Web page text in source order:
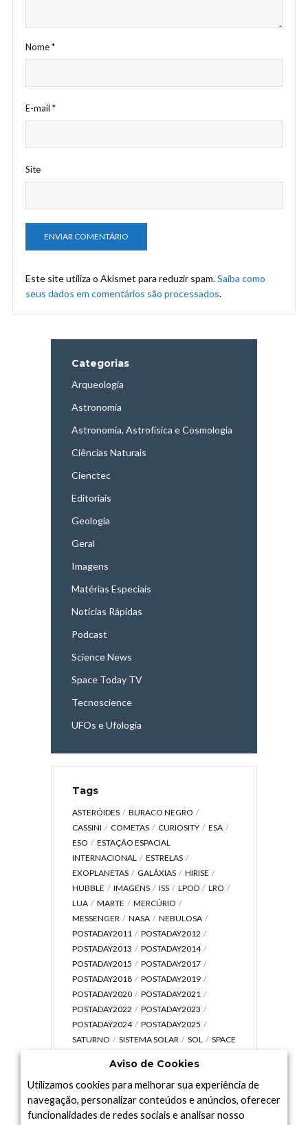
Nome*
E-mail *
Site
Este site utiliza o Akismet para reduzir spam.Saiba como
seus dados em comentários são processados.
Categorias
Arqueologia
Astronomia
Astronomia, Astrofísica e Cosmologia
Ciências Naturais
Cienctec
Editoriais
Geologia
Geral
Imagens
Matérias Especiais
Notícias Rápidas
Podcast
Science News
Space Today TV
Tecnoscience
UFOs e Ufologia
Tags
ASTERÓIDES
BURACO NEGRO
CASSINI
COMETAS CURIOSITY
ESA
ESO
ESTAÇÃO ESPACIAL
INTERNACIONAL
ESTRELAS
EXOPLANETAS
GALÁXIAS
HIRISE
HUBBLE
IMAGENS ISS LPOD
LRO
LUA
MARTE
MERCÚRIO
MESSENGER
NASA
NEBULOSA
POSTADAY2011
POSTADAY2012
POSTADAY2013
POSTADAY2014
POSTADAY2015
POSTADAY2017
POSTADAY2018
POSTADAY2019
POSTADAY2020
POSTADAY2021
POSTADAY2022
POSTADAY2023
POSTADAY2024
POSTADAY2025
SATURNO
SISTEMA SOLAR SOL
SPACE
UNIVERSO
VÍDEO
Aviso de Cookies
Utilizamos cookies para melhorar sua experiência de
navegação, personalizar conteúdos e anúncios, oferecer
funcionalidades de redes sociais e analisar nosso